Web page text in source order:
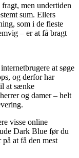
men undertiden
sum. Ellers
som i de fleste
– er at få bragt
at søge
og derfor har
at sænke
og damer – helt
visse online
Dark Blue før du
at få den mest